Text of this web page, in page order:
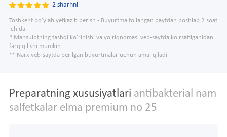
2 sharhni
Toshkent bo'ylab yetkazib berish - Buyurtma to'langan paytdan boshlab 2 soat
ichida.
* Mahsulotning tashqi ko'rinishi va yo'riqnomasi veb-saytda ko'rsatilganidan
farq qilishi mumkin
** Narx veb-saytda berilgan buyurtmalar uchun amal qiladi
Preparatning xususiyatlari antibakterial nam
salfetkalar elma premium no 25